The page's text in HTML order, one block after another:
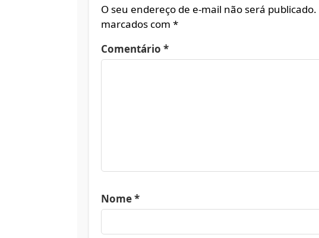
O seu endereço de e-mail não será publicado.
marcados com *
Comentário *
Nome*